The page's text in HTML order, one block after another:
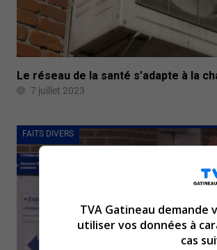
Le réseau de la santé s’adapte à la
7 juillet 2023
FAITS DIVERS
TVA Gatineau
utiliser vos données à
cas